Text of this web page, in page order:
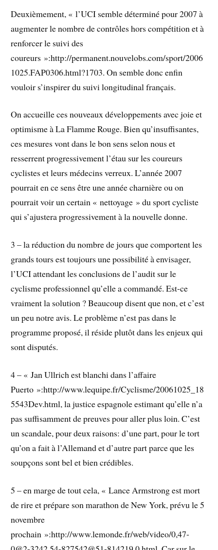
Deuxièmement, « l’UCI semble déterminé pour 2007 à
augmenter le nombre de contrôles hors compétition et à
renforcer le suivi des
coureurs »:http://permanent.nouvelobs.com/sport/2006
1025.FAP0306.html?1703. On semble donc enfin
vouloir s’inspirer du suivi longitudinal français.
On accueille ces nouveaux développements avec joie et
optimisme à La Flamme Rouge. Bien qu’insuffisantes,
ces mesures vont dans le bon sens selon nous et
resserrent progressivement l’étau sur les coureurs
cyclistes et leurs médecins verreux. L’année 2007
pourrait en ce sens être une année charnière ou on
pourrait voir un certain « nettoyage » du sport cycliste
qui s’ajustera progressivement à la nouvelle donne.
3 – la réduction du nombre de jours que comportent les
grands tours est toujours une possibilité à envisager,
l’UCI attendant les conclusions de l’audit sur le
cyclisme professionnel qu’elle a commandé. Est-ce
vraiment la solution ? Beaucoup disent que non, et c’est
un peu notre avis. Le problème n’est pas dans le
programme proposé, il réside plutôt dans les enjeux qui
sont disputés.
4 – « Jan Ullrich est blanchi dans l’affaire
Puerto »:http://www.lequipe.fr/Cyclisme/20061025_18
5543Dev.html, la justice espagnole estimant qu’elle n’a
pas suffisamment de preuves pour aller plus loin. C’est
un scandale, pour deux raisons: d’une part, pour le tort
qu’on a fait à l’Allemand et d’autre part parce que les
soupçons sont bel et bien crédibles.
5 – en marge de tout cela, « Lance Armstrong est mort
de rire et prépare son marathon de New York, prévu le 5
novembre
prochain »:http://www.lemonde.fr/web/video/0,47-